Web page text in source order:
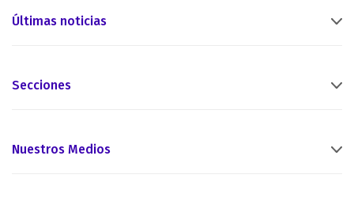
Últimas noticias
Secciones
Nuestros Medios